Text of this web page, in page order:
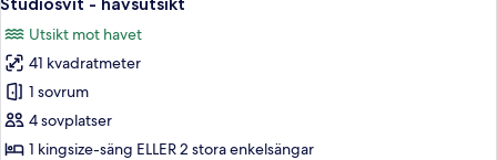
privat
pool
alla
foton
för
Studiosvit
-
havsutsikt
Utsikt mot havet
41 kvadratmeter
1 sovrum
4 sovplatser
1 kingsize-säng ELLER 2 stora enkelsängar